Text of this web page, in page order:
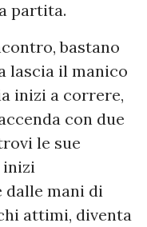
partita.
bastano
lascia il manico
inizi a correre,
con due
le sue
dalle mani di
attimi, diventa